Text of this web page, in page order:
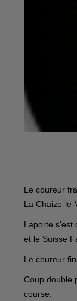
Le coureur
La Chaize-
Laporte s'est
et le Suisse
Le coureur
Coup double
course.